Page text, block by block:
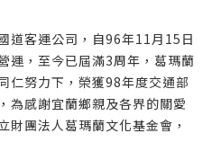
道客運公司，自96年11月15日
運，至今已屆滿3周年，葛瑪蘭
仁努力下，榮獲98年度交通部
為感謝宜蘭鄉親及各界的關愛
財團法人葛瑪蘭文化基金會，